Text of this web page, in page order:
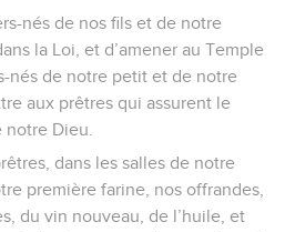
nés de nos fils et de notre
la Loi, et d’amener au Temple
nés de notre petit et de notre
aux prêtres qui assurent le
Dieu.
dans les salles de notre
première farine, nos offrandes,
du vin nouveau, de l’huile, et